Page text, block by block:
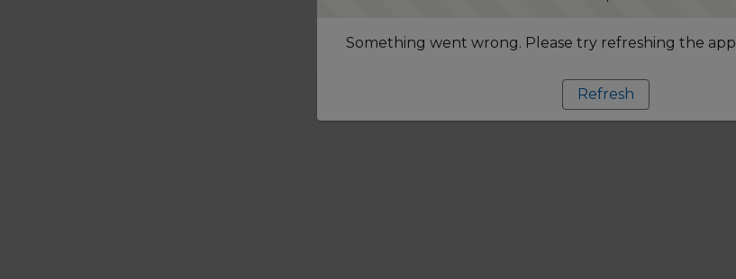
Something went wrong. Please try refreshing the app
Refresh